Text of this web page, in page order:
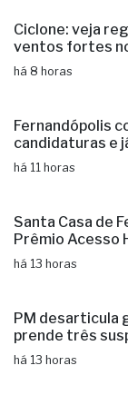
Ciclone: veja
ventos fortes
há 8 horas
Fernandópolis
candidaturas e
há 11 horas
Santa Casa de
Prêmio Acesso
há 13 horas
PM desarticula
prende três
há 13 horas